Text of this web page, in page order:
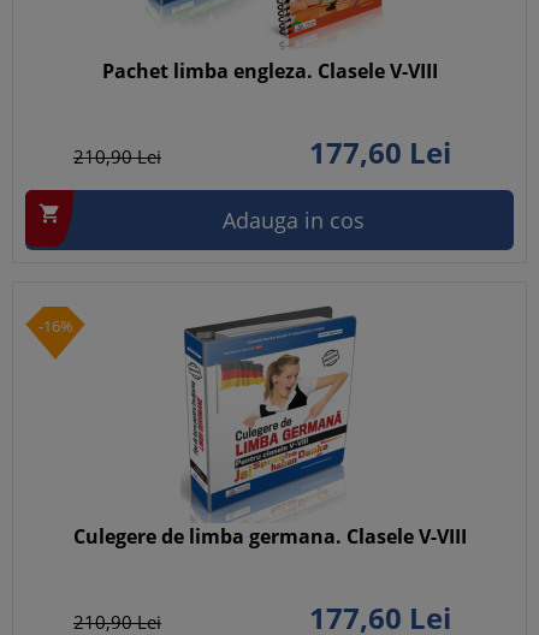
Pachet limba engleza. Clasele V-VIII
210,90Lei 177,60 Lei
 Adauga in cos
-16%
Culegere de limba germana. Clasele V-VIII
210,90Lei 177,60 Lei